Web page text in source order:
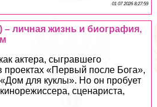
01 07 2026 8:27:59
– личная жизнь и биография,
актера, сыгравшего
«Первый после Бога»,
для куклы». Но он пробует
сценариста,